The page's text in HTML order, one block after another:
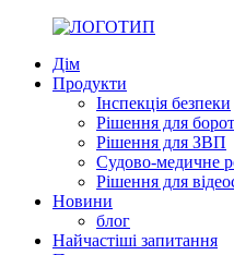
Дім
Продукти
Інспекція безпеки
Рішення для
Рішення для ЗВП
Судово-медичне
Рішення для
Новини
блог
Найчастіші запитання